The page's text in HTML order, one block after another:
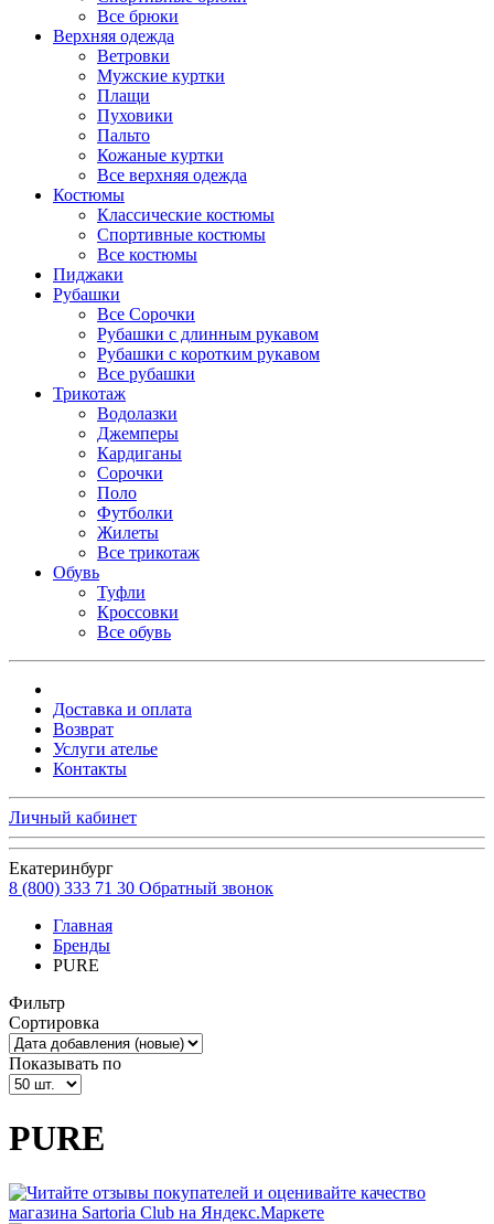
Все брюки
Верхняя одежда
Ветровки
Мужские куртки
Плащи
Пуховики
Пальто
Кожаные куртки
Все верхняя одежда
Костюмы
Классические костюмы
Спортивные костюмы
Все костюмы
Пиджаки
Рубашки
Все Сорочки
Рубашки с длинным рукавом
Рубашки с коротким рукавом
Все рубашки
Трикотаж
Водолазки
Джемперы
Кардиганы
Сорочки
Поло
Футболки
Жилеты
Все трикотаж
Обувь
Туфли
Кроссовки
Все обувь
Доставка и оплата
Возврат
Услуги ателье
Контакты
Личный кабинет
Екатеринбург
8 (800) 333 71 30 Обратный звонок
Главная
Бренды
PURE
Фильтр
Сортировка
Показывать по
PURE